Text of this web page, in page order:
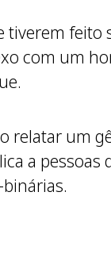
tiverem feito
com um
relatar um
a pessoas